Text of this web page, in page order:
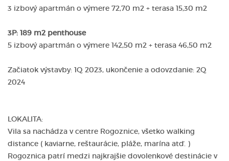
3 izbový apartmán o výmere 72,70 m2 + terasa 15,30 m2
3P: 189 m2 penthouse
5 izbový apartmán o výmere 142,50 m2 + terasa 46,50 m2
Začiatok výstavby: 1Q 2023, ukončenie a odovzdanie: 2Q
2024
LOKALITA:
Vila sa nachádza v centre Rogoznice, všetko walking
distance ( kaviarne, reštaurácie, pláže, marína atď. )
Rogoznica patrí medzi najkrajšie dovolenkové destinácie v